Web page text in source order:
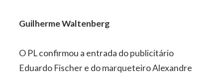
Guilherme Waltenberg
O PL confirmou a entrada do publicitário
Eduardo Fischer e do marqueteiro Alexandre